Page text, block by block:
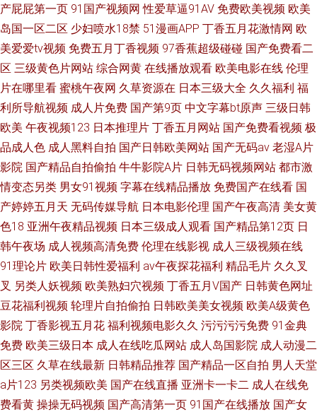
产屁屁第一页 91国产视频网 性爱草逼91AV 免费欧美视频 欧美
岛国一区二区 少妇喷水18禁 51漫画APP 丁香五月花激情网 欧
美爱爱tv视频 免费五月丁香视频 97香蕉超级碰碰 国产免费看二
区 三级黄色片网站 综合网黄 在线播放观看 欧美电影在线 伦理
片在哪里看 蜜桃午夜网 久草资源在 日本三级大全 久久福利 福
利所导航视频 成人片免费 国产第9页 中文字幕bt原声 三级日韩
欧美 午夜视频123 日本推理片 丁香五月网站 国产免费看视频 极
品成人色 成人黑料自拍 国产日韩欧美网站 国产无码av 老湿A片
影院 国产精品自拍偷拍 牛牛影院A片 日韩无码视频网站 都市激
情变态另类 男女91视频 字幕在线精品播放 免费国产在线看 国
产婷婷五月天 无码传媒导航 日本电影伦理 国产午夜高清 美女黄
色18 亚洲午夜精品视频 日本三级成人观看 国产精品第12页 日
韩午夜场 成人视频高清免费 伦理在线影视 成人三级视频在线
91理论片 欧美日韩性爱福利 av午夜探花福利 精品毛片 久久叉
叉 另类人妖视频 欧美熟妇穴视频 丁香五月V国产 日韩黄色网址
豆花福利视频 轮理片自拍偷拍 日韩欧美美女视频 欧美A级黄色
影院 丁香影视五月花 福利视频电影久久 污污污污免费 91金典
免费 欧美三级日本 成人在线吃瓜网站 成人岛国影院 成人动漫二
区三区 久草在线最新 日韩精品推荐 国产精品一区自拍 男人天堂
a片123 另类视频欧美 国产在线直播 亚洲卡一卡二 成人在线免
费看黄 操操无码视频 国产高清第一页 91国产在线播放 国产女